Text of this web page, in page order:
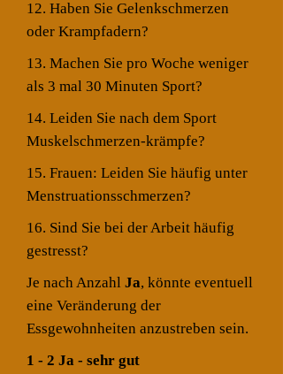
12. Haben Sie Gelenkschmerzen
oder Krampfadern?
13. Machen Sie pro Woche weniger
als 3 mal 30 Minuten Sport?
14. Leiden Sie nach dem Sport
Muskelschmerzen-krämpfe?
15. Frauen: Leiden Sie häufig unter
Menstruationsschmerzen?
16. Sind Sie bei der Arbeit häufig
gestresst?
Je nach Anzahl Ja, könnte eventuell
eine Veränderung der
Essgewohnheiten anzustreben sein.
1 - 2 Ja - sehr gut